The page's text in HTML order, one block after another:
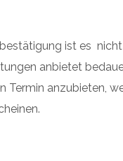
ist es
anbietet
Termin anzubieten,